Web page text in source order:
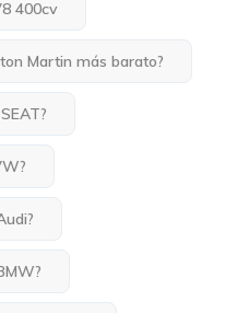
400cv
Martin más barato?